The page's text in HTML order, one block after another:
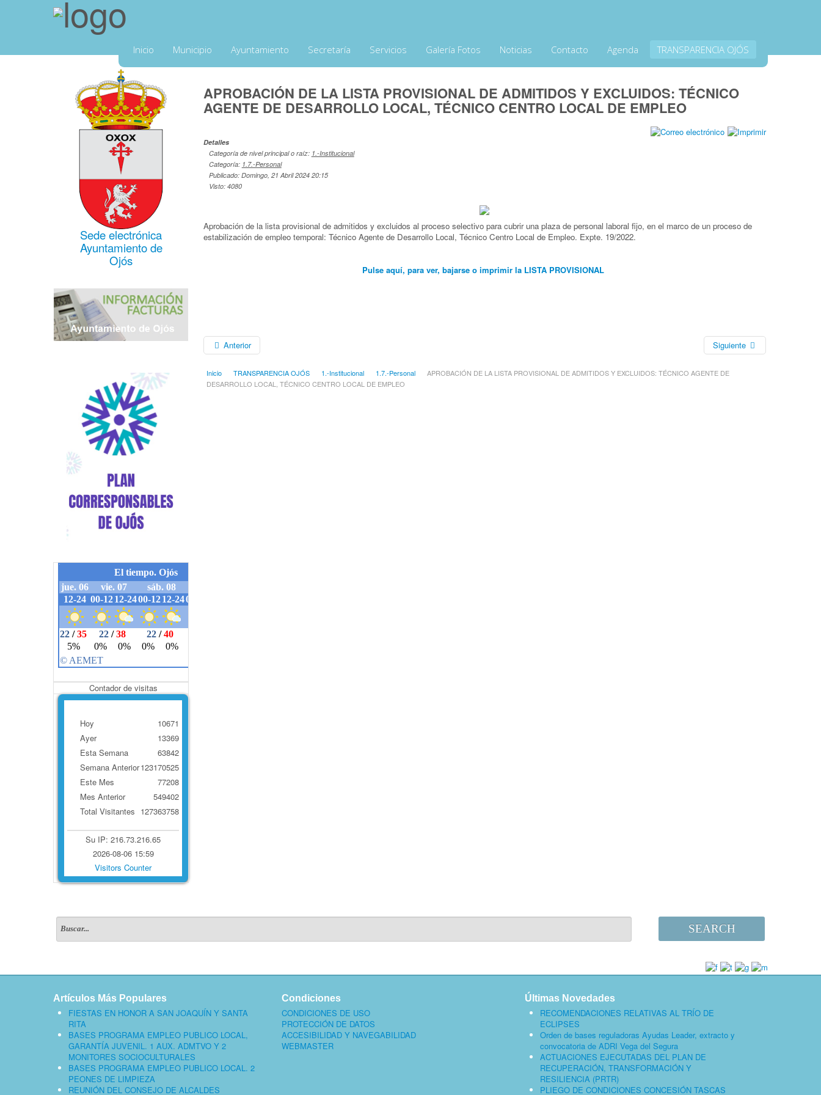
Inicio Municipio Ayuntamiento Secretaría Servicios Galería Fotos Noticias Contacto Agenda TRANSPARENCIA OJÓS
Sede electrónica
Ayuntamiento de
Ojós
Contador de visitas
Hoy
Ayer
Esta Semana
Semana Anterior
Este Mes
Mes Anterior
Total Visitantes
10671
13369
63842
123170525
77208
549402
127363758
Su IP: 216.73.216.65
2026-08-06 15:59
Visitors Counter
APROBACIÓN DE LA LISTA PROVISIONAL DE ADMITIDOS Y EXCLUIDOS: TÉCNICO
AGENTE DE DESARROLLO LOCAL, TÉCNICO CENTRO LOCAL DE EMPLEO
Detalles
Categoría de nivel principal o raíz: 1.-Institucional
Categoría: 1.7.-Personal
Publicado: Domingo, 21 Abril 2024 20:15
Visto: 4080
Aprobación de la lista provisional de admitidos y excluidos al proceso selectivo para cubrir una plaza de personal laboral fijo, en el marco de un proceso de
estabilización de empleo temporal: Técnico Agente de Desarrollo Local, Técnico Centro Local de Empleo. Expte. 19/2022.
Pulse aquí, para ver, bajarse o imprimir la LISTA PROVISIONAL
Anterior Siguiente
Inicio TRANSPARENCIA OJÓS 1.-Institucional 1.7.-Personal
APROBACIÓN DE LA LISTA PROVISIONAL DE ADMITIDOS Y EXCLUIDOS: TÉCNICO AGENTE DE
DESARROLLO LOCAL, TÉCNICO CENTRO LOCAL DE EMPLEO
SEARCH
Artículos Más Populares
FIESTAS EN HONOR A SAN JOAQUÍN Y SANTA
RITA
BASES PROGRAMA EMPLEO PUBLICO LOCAL,
GARANTÍA JUVENIL. 1 AUX. ADMTVO Y 2
MONITORES SOCIOCULTURALES
BASES PROGRAMA EMPLEO PUBLICO LOCAL. 2
PEONES DE LIMPIEZA
REUNIÓN DEL CONSEJO DE ALCALDES
Condiciones
CONDICIONES DE USO
PROTECCIÓN DE DATOS
ACCESIBILIDAD Y NAVEGABILIDAD
WEBMASTER
Últimas Novedades
RECOMENDACIONES RELATIVAS AL TRÍO DE
ECLIPSES
Orden de bases reguladoras Ayudas Leader, extracto y
convocatoria de ADRI Vega del Segura
ACTUACIONES EJECUTADAS DEL PLAN DE
RECUPERACIÓN, TRANSFORMACIÓN Y
RESILIENCIA (PRTR)
PLIEGO DE CONDICIONES CONCESIÓN TASCAS